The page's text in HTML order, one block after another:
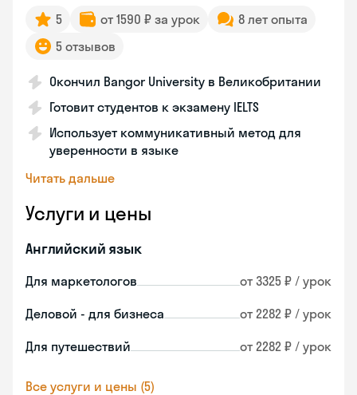
5 от 1590 ₽ за урок
8 лет опыта
5 отзывов
Окончил Bangor University в Великобритании
Готовит студентов к экзамену IELTS
Использует коммуникативный метод для
уверенности в языке
Читать дальше
Услуги и цены
Английский язык
Для маркетологов от 3325 ₽ / урок
Деловой - для бизнеса от 2282 ₽ / урок
Для путешествий от 2282 ₽ / урок
Все услуги и цены (5)